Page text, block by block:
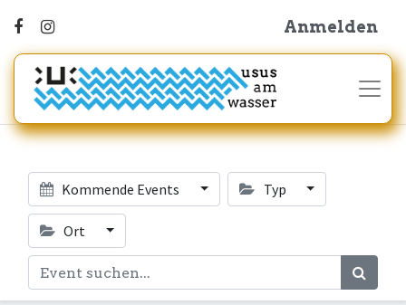
Anmelden
Kommende Events Typ
Ort